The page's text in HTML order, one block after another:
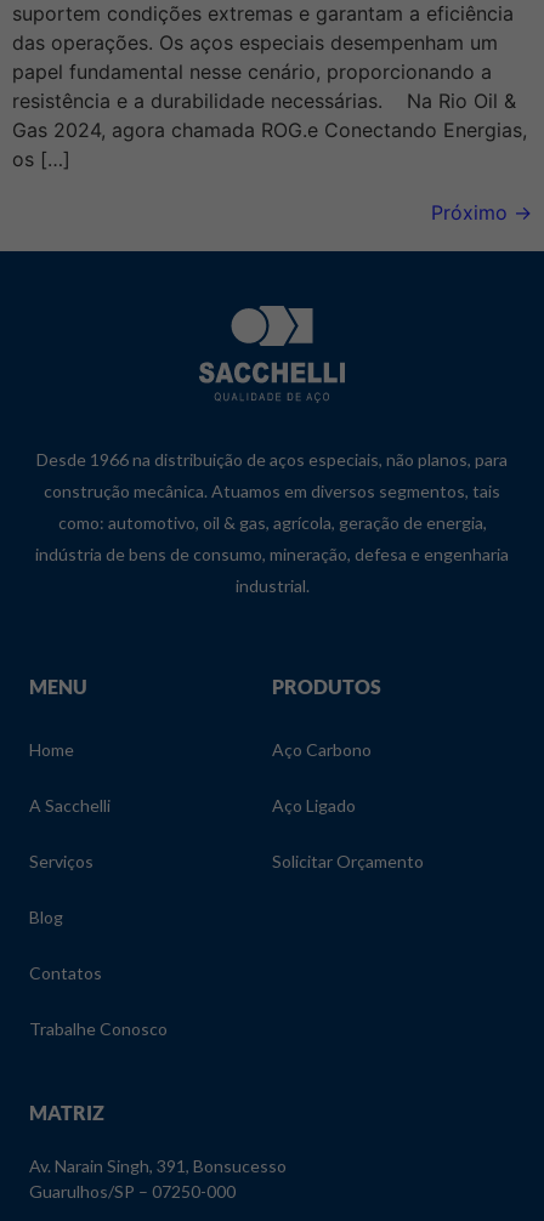
suportem condições extremas e garantam a eficiência
das operações. Os aços especiais desempenham um
papel fundamental nesse cenário, proporcionando a
resistência e a durabilidade necessárias. Na Rio Oil &
Gas 2024, agora chamada ROG.e Conectando Energias,
os […]
Próximo →
Desde 1966 na distribuição de aços especiais, não planos, para
construção mecânica. Atuamos em diversos segmentos, tais
como: automotivo, oil & gas, agrícola, geração de energia,
indústria de bens de consumo, mineração, defesa e engenharia
industrial.
MENU
Home
A Sacchelli
Serviços
Blog
Contatos
Trabalhe Conosco
PRODUTOS
Aço Carbono
Aço Ligado
Solicitar Orçamento
MATRIZ
Av. Narain Singh, 391, Bonsucesso
Guarulhos/SP – 07250-000